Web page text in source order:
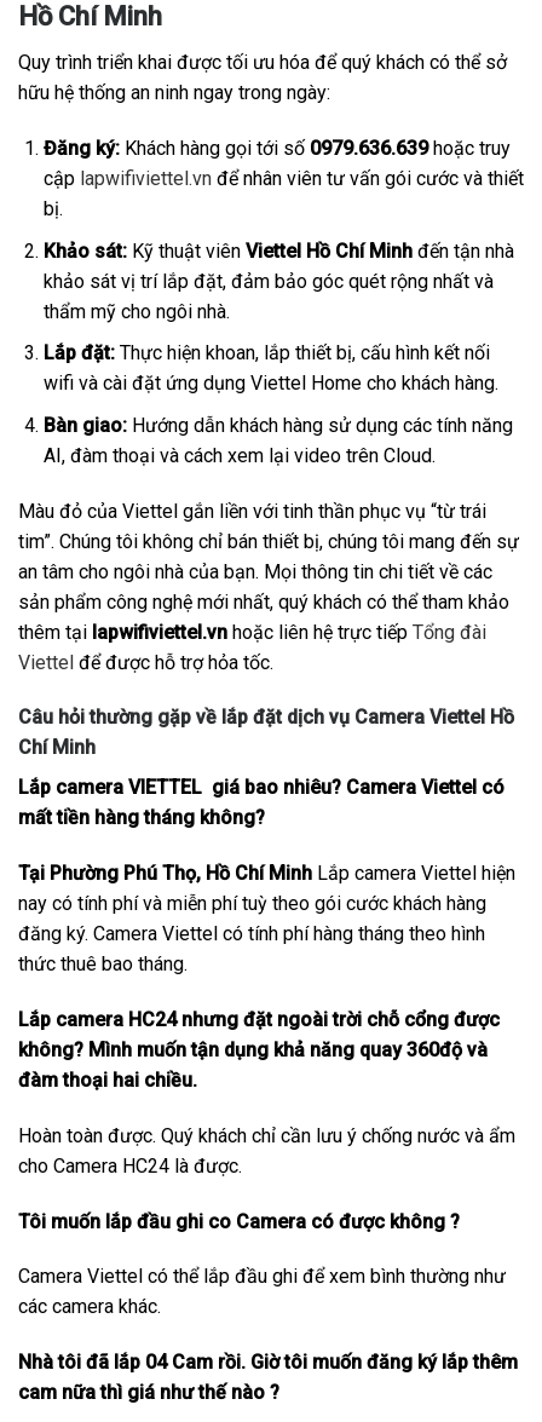
Hồ Chí Minh
Quy trình triển khai được tối ưu hóa để quý khách có thể sở
hữu hệ thống an ninh ngay trong ngày:
Đăng ký:Khách hàng gọi tới số 0979.636.639hoặc truy
cập lapwifiviettel.vnđể nhân viên tư vấn gói cước và thiết
bị.
Khảo sát:Kỹ thuật viên Viettel Hồ Chí Minhđến tận nhà
khảo sát vị trí lắp đặt, đảm bảo góc quét rộng nhất và
thẩm mỹ cho ngôi nhà.
Lắp đặt:Thực hiện khoan, lắp thiết bị, cấu hình kết nối
wifi và cài đặt ứng dụng Viettel Home cho khách hàng.
Bàn giao:Hướng dẫn khách hàng sử dụng các tính năng
AI, đàm thoại và cách xem lại video trên Cloud.
Màu đỏ của Viettel gắn liền với tinh thần phục vụ “từ trái
tim”. Chúng tôi không chỉ bán thiết bị, chúng tôi mang đến sự
an tâm cho ngôi nhà của bạn. Mọi thông tin chi tiết về các
sản phẩm công nghệ mới nhất, quý khách có thể tham khảo
thêm tại lapwifiviettel.vn hoặc liên hệ trực tiếp Tổng đài
Viettel để được hỗ trợ hỏa tốc.
Câu hỏi thường gặp về lắp đặt dịch vụ Camera Viettel Hồ
Chí Minh
Lắp camera VIETTEL giá bao nhiêu? Camera Viettel có
mất tiền hàng tháng không?
Tại Phường Phú Thọ, Hồ Chí Minh Lắp camera Viettel hiện
nay có tính phí và miễn phí tuỳ theo gói cước khách hàng
đăng ký. Camera Viettel có tính phí hàng tháng theo hình
thức thuê bao tháng.
Lắp camera HC24 nhưng đặt ngoài trời chỗ cổng được
không? Mình muốn tận dụng khả năng quay 360độ và
đàm thoại hai chiều.
Hoàn toàn được. Quý khách chỉ cần lưu ý chống nước và ẩm
cho Camera HC24 là được.
Tôi muốn lắp đầu ghi co Camera có được không ?
Camera Viettel có thể lắp đầu ghi để xem bình thường như
các camera khác.
Nhà tôi đã lắp 04 Cam rồi. Giờ tôi muốn đăng ký lắp thêm
cam nữa thì giá như thế nào ?